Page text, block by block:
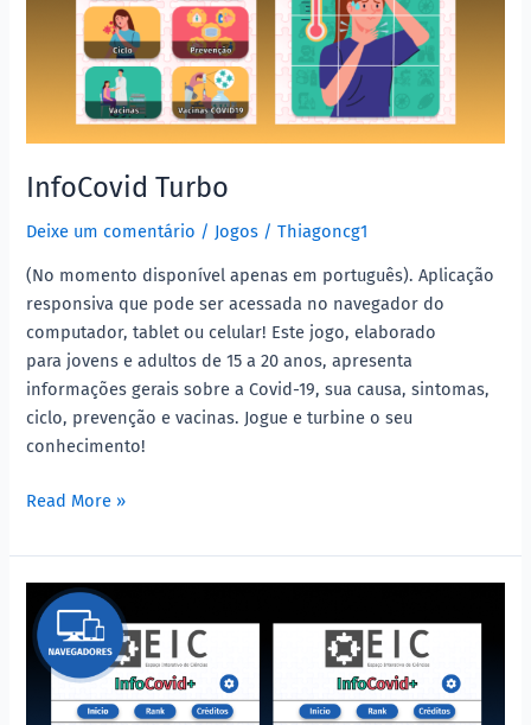
InfoCovid Turbo
Deixe um comentário / Jogos /Thiagoncg1
(No momento disponível apenas em português). Aplicação
responsiva que pode ser acessada no navegador do
computador, tablet ou celular! Este jogo, elaborado
para jovens e adultos de 15 a 20 anos, apresenta
informações gerais sobre a Covid-19, sua causa, sintomas,
ciclo, prevenção e vacinas. Jogue e turbine o seu
conhecimento!
Read More »
InfoCovid+